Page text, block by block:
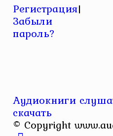
Регистрация|
Забыли
пароль?
Аудиокниги
скачать
© Copyright